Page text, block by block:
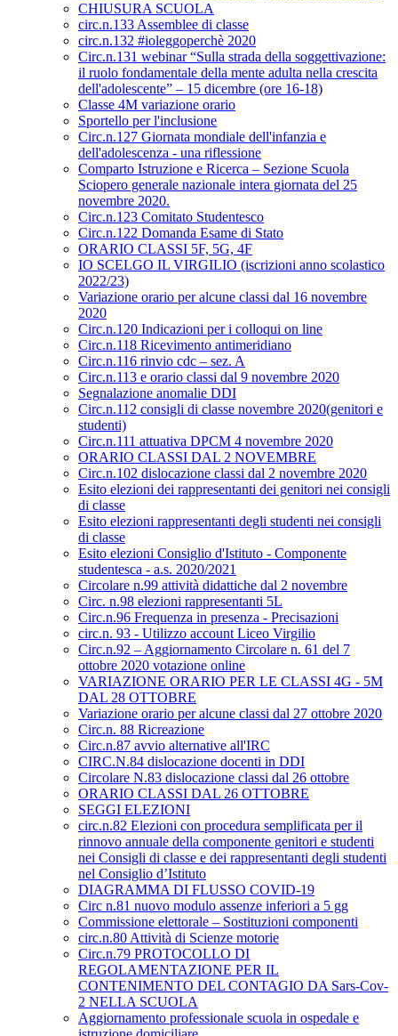
CHIUSURA SCUOLA
circ.n.133 Assemblee di classe
circ.n.132 #ioleggoperchè 2020
Circ.n.131 webinar “Sulla strada della soggettivazione:
il ruolo fondamentale della mente adulta nella crescita
dell'adolescente” – 15 dicembre (ore 16-18)
Classe 4M variazione orario
Sportello per l'inclusione
Circ.n.127 Giornata mondiale dell'infanzia e
dell'adolescenza - una riflessione
Comparto Istruzione e Ricerca – Sezione Scuola
Sciopero generale nazionale intera giornata del 25
novembre 2020.
Circ.n.123 Comitato Studentesco
Circ.n.122 Domanda Esame di Stato
ORARIO CLASSI 5F, 5G, 4F
IO SCELGO IL VIRGILIO (iscrizioni anno scolastico
2022/23)
Variazione orario per alcune classi dal 16 novembre
2020
Circ.n.120 Indicazioni per i colloqui on line
Circ.n.118 Ricevimento antimeridiano
Circ.n.116 rinvio cdc – sez. A
Circ.n.113 e orario classi dal 9 novembre 2020
Segnalazione anomalie DDI
Circ.n.112 consigli di classe novembre 2020(genitori e
studenti)
Circ.n.111 attuativa DPCM 4 novembre 2020
ORARIO CLASSI DAL 2 NOVEMBRE
Circ.n.102 dislocazione classi dal 2 novembre 2020
Esito elezioni dei rappresentanti dei genitori nei consigli
di classe
Esito elezioni rappresentanti degli studenti nei consigli
di classe
Esito elezioni Consiglio d'Istituto - Componente
studentesca - a.s. 2020/2021
Circolare n.99 attività didattiche dal 2 novembre
Circ. n.98 elezioni rappresentanti 5L
Circ.n.96 Frequenza in presenza - Precisazioni
circ.n. 93 - Utilizzo account Liceo Virgilio
Circ.n.92 – Aggiornamento Circolare n. 61 del 7
ottobre 2020 votazione online
VARIAZIONE ORARIO PER LE CLASSI 4G - 5M
DAL 28 OTTOBRE
Variazione orario per alcune classi dal 27 ottobre 2020
Circ.n. 88 Ricreazione
Circ.n.87 avvio alternative all'IRC
CIRC.N.84 dislocazione docenti in DDI
Circolare N.83 dislocazione classi dal 26 ottobre
ORARIO CLASSI DAL 26 OTTOBRE
SEGGI ELEZIONI
circ.n.82 Elezioni con procedura semplificata per il
rinnovo annuale della componente genitori e studenti
nei Consigli di classe e dei rappresentanti degli studenti
nel Consiglio d’Istituto
DIAGRAMMA DI FLUSSO COVID-19
Circ n.81 nuovo modulo assenze inferiori a 5 gg
Commissione elettorale – Sostituzioni componenti
circ.n.80 Attività di Scienze motorie
Circ.n.79 PROTOCOLLO DI
REGOLAMENTAZIONE PER IL
CONTENIMENTO DEL CONTAGIO DA Sars-Cov-
2 NELLA SCUOLA
Aggiornamento professionale scuola in ospedale e